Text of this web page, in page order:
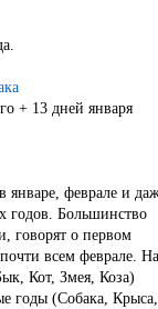
+ 13 дней января
феврале и
годов. Большинство
говорят о первом
всем феврале. На
Кот, Змея, Коза)
годы (Собака, Крыса,